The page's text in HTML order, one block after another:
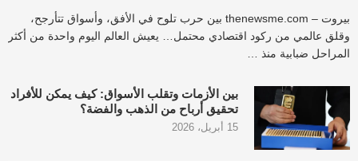
بيروت – thenewsme.com بين حرب تلوح في الأفق، وأسواق تتأرجح،
وقلق عالمي من ركود اقتصادي محتمل… يعيش العالم اليوم واحدة من أكثر
المراحل ضبابية منذ …
بين الأزمات وتقلب الأسواق: كيف يمكن للأفراد
تحقيق أرباح من الذهب والفضة؟
15 أبريل، 2026